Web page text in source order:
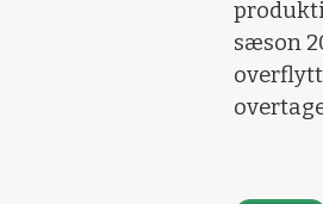
sæson